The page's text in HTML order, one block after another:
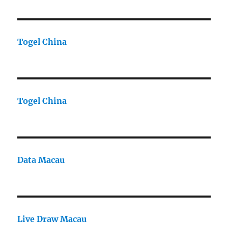
Togel China
Togel China
Data Macau
Live Draw Macau